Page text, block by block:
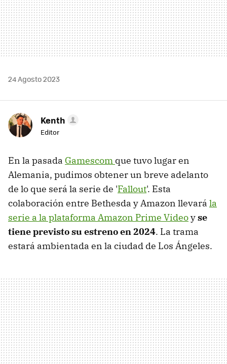
24 Agosto 2023
Kenth
Editor
En la pasada Gamescom que tuvo lugar en
Alemania, pudimos obtener un breve adelanto
de lo que será la serie de 'Fallout'. Esta
colaboración entre Bethesda y Amazon llevará la
serie a la plataforma Amazon Prime Videoyse
tiene previsto su estreno en 2024. La trama
estará ambientada en la ciudad de Los Ángeles.